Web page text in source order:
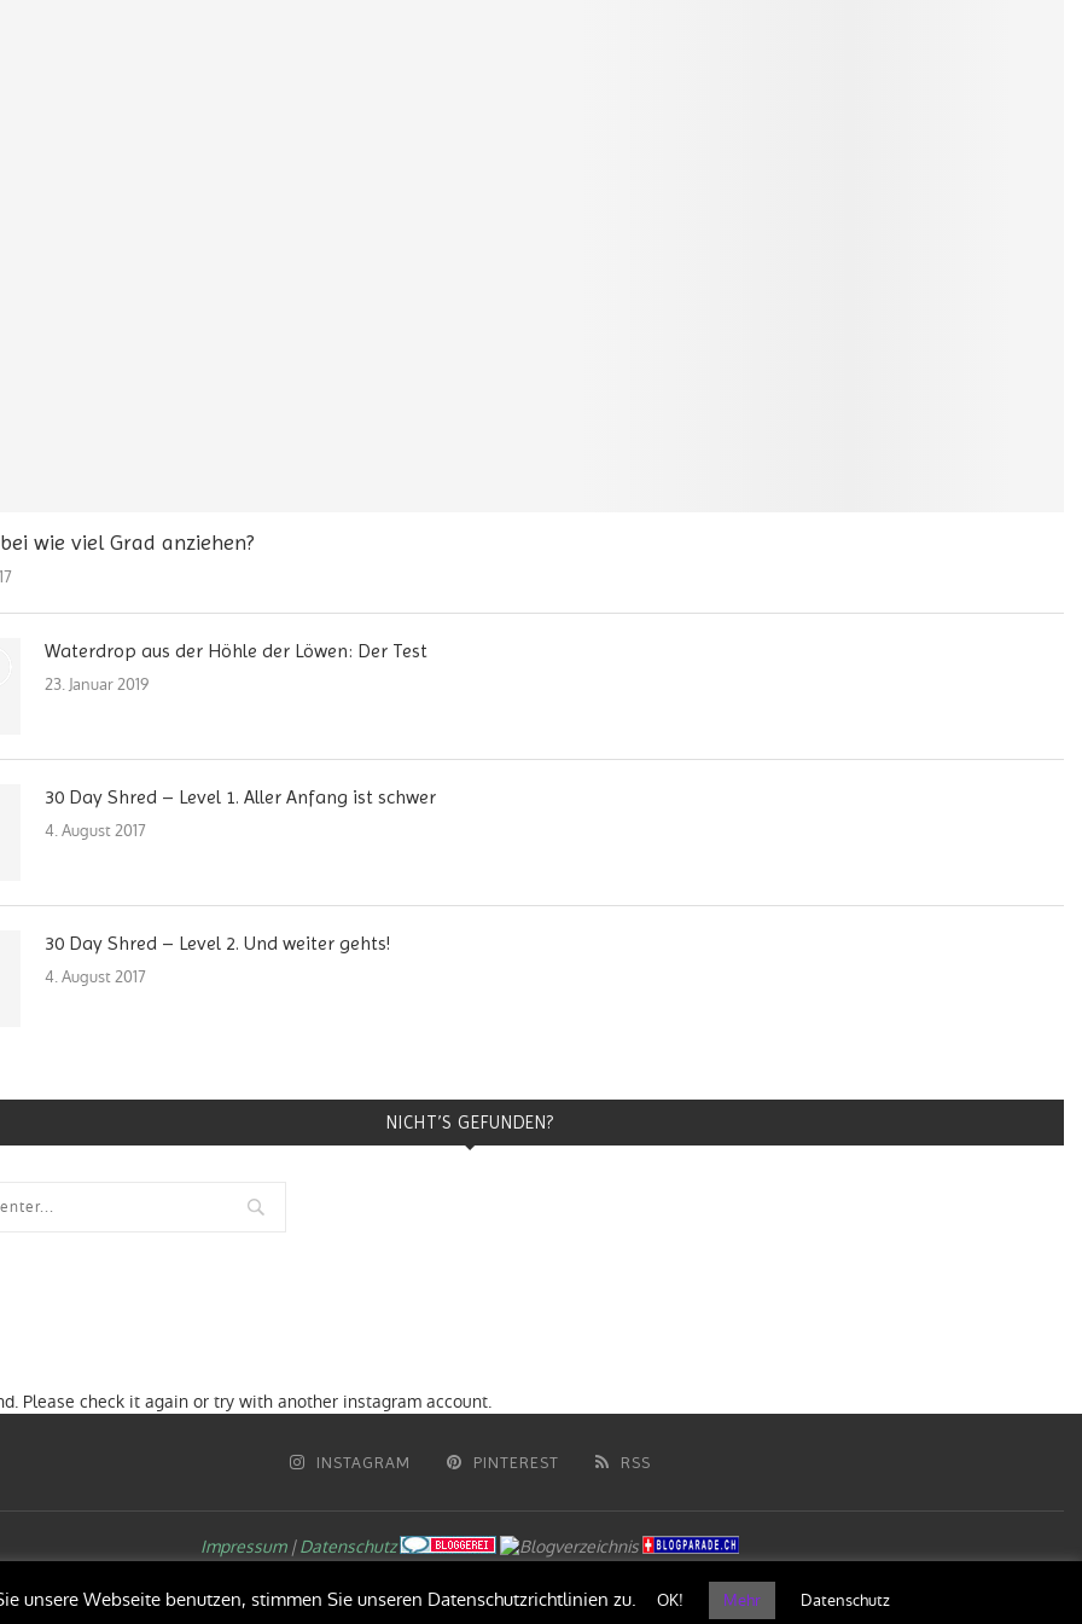
wie viel Grad anziehen?
Waterdrop aus der Höhle der Löwen: Der Test
23. Januar 2019
30 Day Shred – Level 1. Aller Anfang ist schwer
4. August 2017
30 Day Shred – Level 2. Und weiter gehts!
4. August 2017
NICHT’S GEFUNDEN?
Please check it again or try with another instagram account.
INSTAGRAM PINTEREST RSS
Impressum|Datenschutz
BACK TO TOP
unsere Webseite benutzen, stimmen Sie unseren Datenschutzrichtlinien zu. OK! Mehr Datenschutz